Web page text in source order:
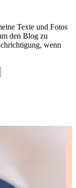
Texte und Fotos
den Blog zu
wenn